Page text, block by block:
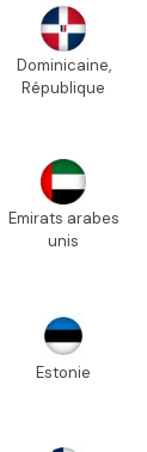
Dominicaine,
République
Emirats arabes
unis
Estonie